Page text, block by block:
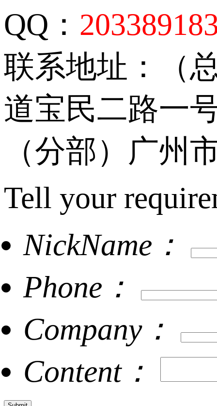
QQ：
联系地址：（
道宝民二路一
（分部）广州
Tell your
NickName：
Phone：
Company：
Content：